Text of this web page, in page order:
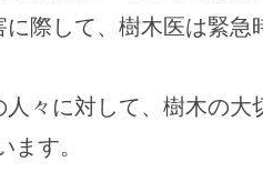
際して、樹木医は緊急
々に対して、樹木の大
す。